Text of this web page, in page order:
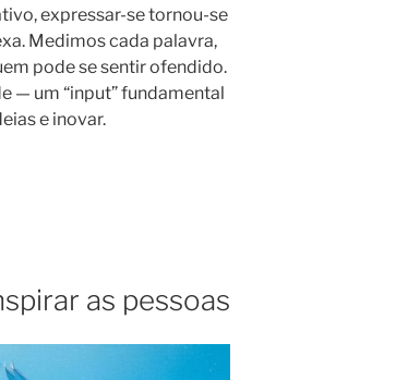
expressar-se tornou-se
Medimos cada palavra,
pode se sentir ofendido.
— um “input” fundamental
e inovar.
as pessoas